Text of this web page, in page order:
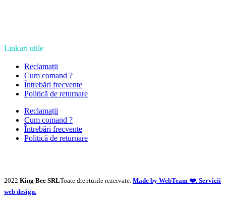
Linkuri utile
Reclamații
Cum comand ?
Întrebări frecvente
Politică de returnare
Reclamații
Cum comand ?
Întrebări frecvente
Politică de returnare
2022 King Bee SRLToate drepturile rezervate. Made by WebTeam ❤️. Servicii
web design.